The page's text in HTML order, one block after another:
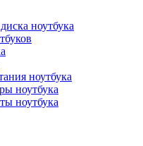
ноутбука
ноутбука
ноутбука
ноутбука